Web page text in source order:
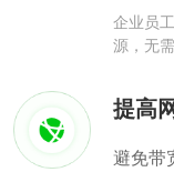
企业员
源，无
提高
避免带